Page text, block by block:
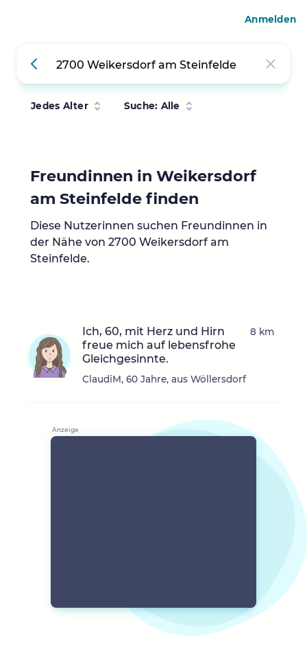
Jedes Alter Suche: Alle
Freundinnen in Weikersdorf
am Steinfelde finden
Diese Nutzerinnen suchen Freundinnen in
der Nähe von 2700 Weikersdorf am
Steinfelde.
Ich, 60, mit Herz und Hirn
freue mich auf lebensfrohe
Gleichgesinnte.
ClaudiM, 60 Jahre, aus Wöllersdorf
8 km
Anmelden